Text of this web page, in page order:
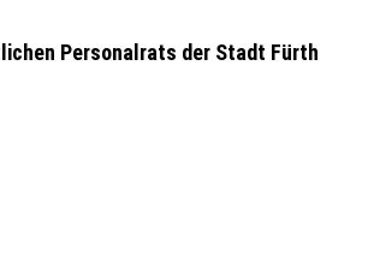
Personalrats der Stadt Fürth